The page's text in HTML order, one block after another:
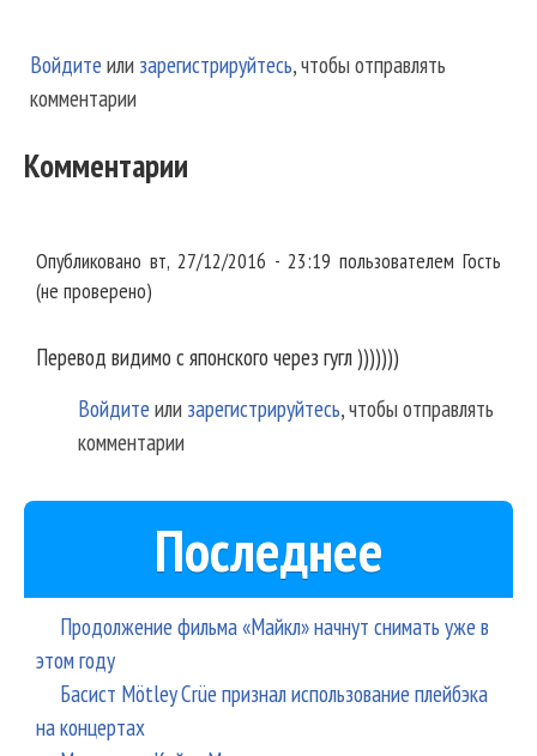
Войдите или зарегистрируйтесь, чтобы отправлять
комментарии
Комментарии
Опубликовано вт, 27/12/2016 - 23:19 пользователем Гость
(не проверено)
Перевод видимо с японского через гугл )))))))
Войдите или зарегистрируйтесь, чтобы отправлять
комментарии
Последнее
Продолжение фильма «Майкл» начнут снимать уже в
этом году
Басист Mötley Crüe признал использование плейбэка
на концертах